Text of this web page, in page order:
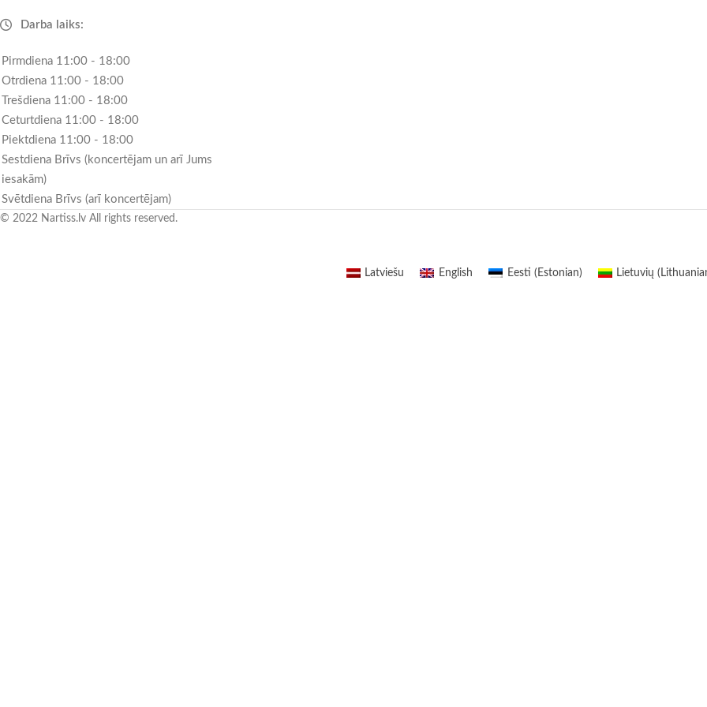
Darba laiks:
Pirmdiena 11:00 - 18:00
Otrdiena 11:00 - 18:00
Trešdiena 11:00 - 18:00
Ceturtdiena 11:00 - 18:00
Piektdiena 11:00 - 18:00
Sestdiena Brīvs (koncertējam un arī Jums
iesakām)
Svētdiena Brīvs (arī koncertējam)
© 2022 Nartiss.lv All rights reserved.
Latviešu English Eesti ( Estonian) Lietuvių (